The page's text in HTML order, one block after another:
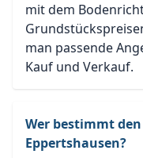
mit dem
man passende
Kauf und Verkauf.
Wer bestimmt
Eppertshausen?